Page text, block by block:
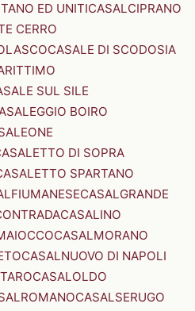
ED UNITICASALCIPRANO
CERRO
CASALE DI SCODOSIA
SUL SILE
BOIRO
DI SOPRA
SPARTANO
CASALGRANDE
CASALINO
CASALMORANO
CASALNUOVO DI NAPOLI
CASALOLDO
CASALSERUGO